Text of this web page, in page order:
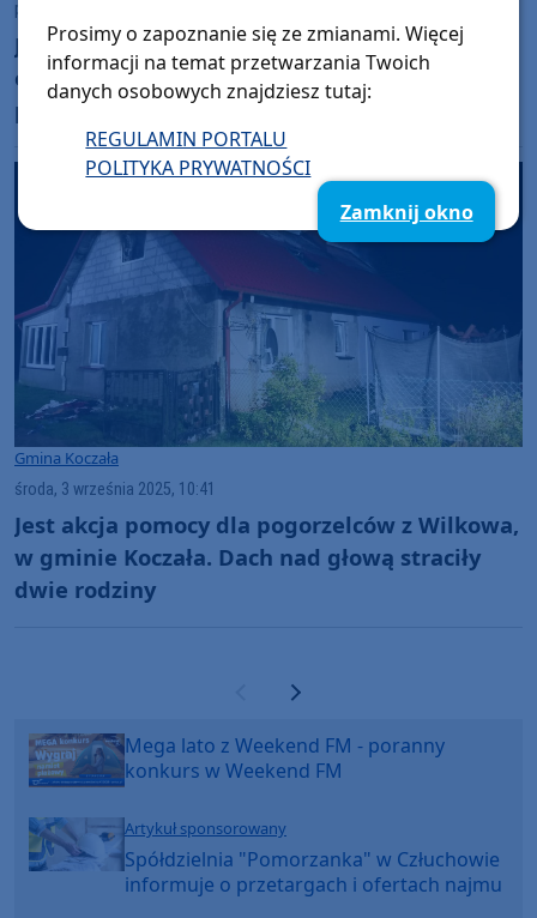
piątek, 26 września 2025, 11:19
Jutro (27.09) w Wilkowie, w gminie Koczała,
odbędzie się festyn charytatywny na rzecz
pogorzelców
Gmina Koczała
środa, 3 września 2025, 10:41
Jest akcja pomocy dla pogorzelców z Wilkowa,
w gminie Koczała. Dach nad głową straciły
dwie rodziny
Poprzednia strona
Następna strona
Mega lato z Weekend FM - poranny
konkurs w Weekend FM
Artykuł sponsorowany
Spółdzielnia "Pomorzanka" w Człuchowie
informuje o przetargach i ofertach najmu
Prosimy o zapoznanie się ze zmianami. Więcej
informacji na temat przetwarzania Twoich
danych osobowych znajdziesz tutaj:
REGULAMIN PORTALU
POLITYKA PRYWATNOŚCI
Zamknij okno